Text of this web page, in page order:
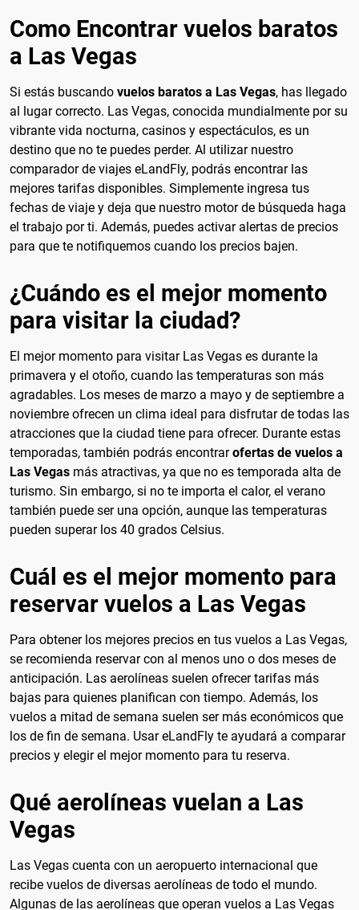
Como Encontrar vuelos baratos
a Las Vegas
Si estás buscando vuelos baratos a Las Vegas, has llegado
al lugar correcto. Las Vegas, conocida mundialmente por su
vibrante vida nocturna, casinos y espectáculos, es un
destino que no te puedes perder. Al utilizar nuestro
comparador de viajes eLandFly, podrás encontrar las
mejores tarifas disponibles. Simplemente ingresa tus
fechas de viaje y deja que nuestro motor de búsqueda haga
el trabajo por ti. Además, puedes activar alertas de precios
para que te notifiquemos cuando los precios bajen.
¿Cuándo es el mejor momento
para visitar la ciudad?
El mejor momento para visitar Las Vegas es durante la
primavera y el otoño, cuando las temperaturas son más
agradables. Los meses de marzo a mayo y de septiembre a
noviembre ofrecen un clima ideal para disfrutar de todas las
atracciones que la ciudad tiene para ofrecer. Durante estas
temporadas, también podrás encontrarofertas de vuelos a
Las Vegas más atractivas, ya que no es temporada alta de
turismo. Sin embargo, si no te importa el calor, el verano
también puede ser una opción, aunque las temperaturas
pueden superar los 40 grados Celsius.
Cuál es el mejor momento para
reservar vuelos a Las Vegas
Para obtener los mejores precios en tus vuelos a Las Vegas,
se recomienda reservar con al menos uno o dos meses de
anticipación. Las aerolíneas suelen ofrecer tarifas más
bajas para quienes planifican con tiempo. Además, los
vuelos a mitad de semana suelen ser más económicos que
los de fin de semana. Usar eLandFly te ayudará a comparar
precios y elegir el mejor momento para tu reserva.
Qué aerolíneas vuelan a Las
Vegas
Las Vegas cuenta con un aeropuerto internacional que
recibe vuelos de diversas aerolíneas de todo el mundo.
Algunas de las aerolíneas que operan vuelos a Las Vegas